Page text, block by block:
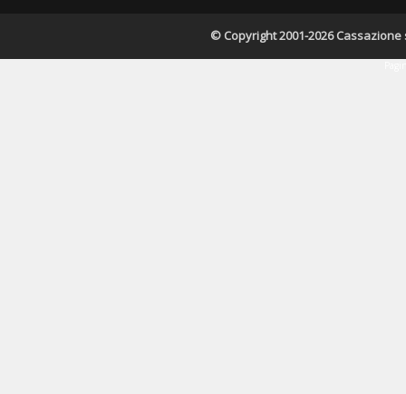
© Copyright 2001-2026 Cassazione